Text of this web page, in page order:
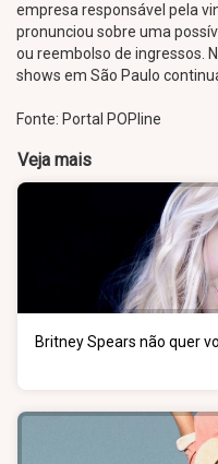
empresa responsável pela
pronunciou sobre uma
ou reembolso de ingressos.
shows em São Paulo
Fonte: Portal POPline
Veja mais
Britney Spears não quer